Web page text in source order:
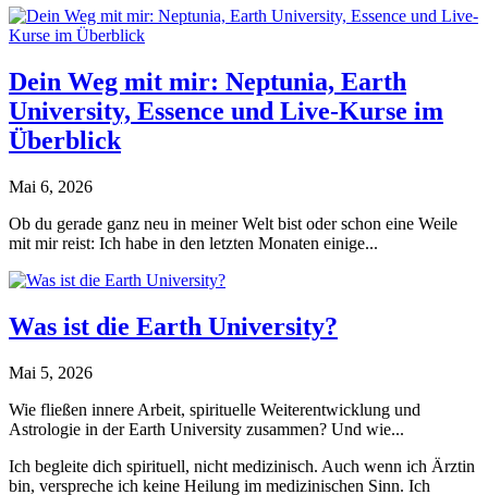
Dein Weg mit mir: Neptunia, Earth
University, Essence und Live-Kurse im
Überblick
Mai 6, 2026
Ob du gerade ganz neu in meiner Welt bist oder schon eine Weile
mit mir reist: Ich habe in den letzten Monaten einige...
Was ist die Earth University?
Mai 5, 2026
Wie fließen innere Arbeit, spirituelle Weiterentwicklung und
Astrologie in der Earth University zusammen? Und wie...
Ich begleite dich spirituell, nicht medizinisch. Auch wenn ich Ärztin
bin, verspreche ich keine Heilung im medizinischen Sinn. Ich